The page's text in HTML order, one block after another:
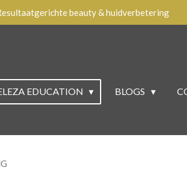
beauty & huidverbetering
EDUCATION BLOGS